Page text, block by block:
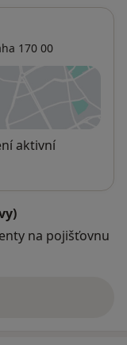
170 00
nové záložce
aktivní
na pojišťovnu